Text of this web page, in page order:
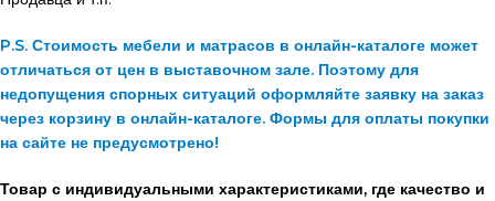
P.S. Стоимость мебели и матрасов в онлайн-каталоге может
отличаться от цен в выставочном зале. Поэтому для
недопущения спорных ситуаций оформляйте заявку на заказ
через корзину в онлайн-каталоге. Формы для оплаты покупки
на сайте не предусмотрено!
Товар с индивидуальными характеристиками, где качество и